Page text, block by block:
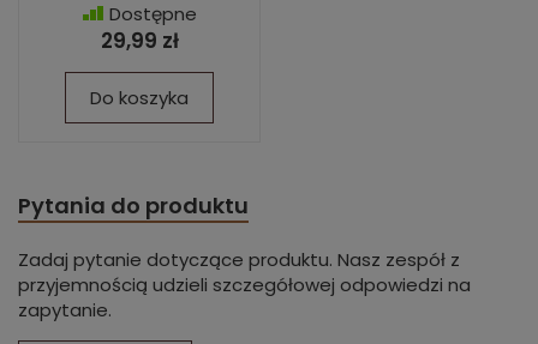
Dostępne
29,99 zł
Do koszyka
Pytania do produktu
Zadaj pytanie dotyczące produktu. Nasz zespół z
przyjemnością udzieli szczegółowej odpowiedzi na
zapytanie.